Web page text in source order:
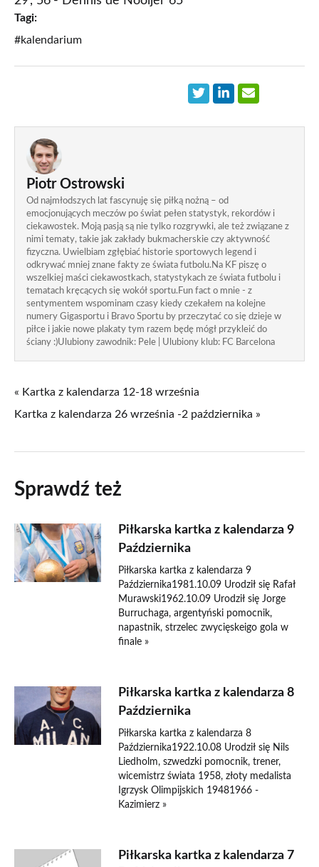
Tagi:
#kalendarium
Piotr Ostrowski
Od najmłodszych lat fascynuję się piłką nożną – od
emocjonujących meczów po świat pełen statystyk, rekordów i
ciekawostek. Moją pasją są nie tylko rozgrywki, ale też związane z
nimi tematy, takie jak zakłady bukmacherskie czy aktywność
fizyczna. Uwielbiam zgłębiać historie sportowych legend i
odkrywać mniej znane fakty ze świata futbolu.Na KF piszę o
wszelkiej maści ciekawostkach, statystykach ze świata futbolu i
tematach kręcących się wokół sportu.Fun fact o mnie - z
sentymentem wspominam czasy kiedy czekałem na kolejne
numery Gigasportu i Bravo Sportu by przeczytać co się dzieje w
piłce i jakie nowe plakaty tym razem będę mógł przykleić do
ściany :)Ulubiony zawodnik: Pele | Ulubiony klub: FC Barcelona
« Kartka z kalendarza 12-18 września
Kartka z kalendarza 26 września -2 października »
Sprawdź też
Piłkarska kartka z kalendarza 9
Października
Piłkarska kartka z kalendarza 9
Października1981.10.09 Urodził się Rafał
Murawski1962.10.09 Urodził się Jorge
Burruchaga, argentyński pomocnik,
napastnik, strzelec zwycięskeigo gola w
finale »
Piłkarska kartka z kalendarza 8
Października
Piłkarska kartka z kalendarza 8
Października1922.10.08 Urodził się Nils
Liedholm, szwedzki pomocnik, trener,
wicemistrz świata 1958, złoty medalista
Igrzysk Olimpijskich 19481966 -
Kazimierz »
Piłkarska kartka z kalendarza 7